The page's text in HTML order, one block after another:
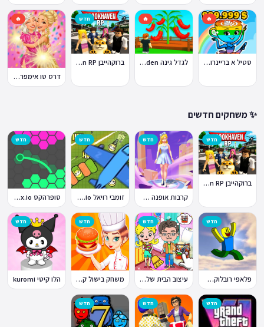
🔥
סטיל א בריינרוט Steal a Brainrot
🔥
לגדל גינה Grow a Garden
חדש
ברוקהייבן Brookhaven RP
🔥
דרס טו אימפרס Dress To Impress
✨ משחקים חדשים
חדש
ברוקהייבן Brookhaven RP
חדש
קרבות אופנה Fashion Battle
חדש
זומבי רויאל ZombsRoyale.io
חדש
סופרהקס Superhex.io
חדש
פלאפי רובלוקס Flappy Roblox
חדש
עיצוב הבית של טוקה בוקה
חדש
משחק בישול קדחת הבישול Cooking Fever
חדש
הלו קיטי kuromi
חדש חדש חדש